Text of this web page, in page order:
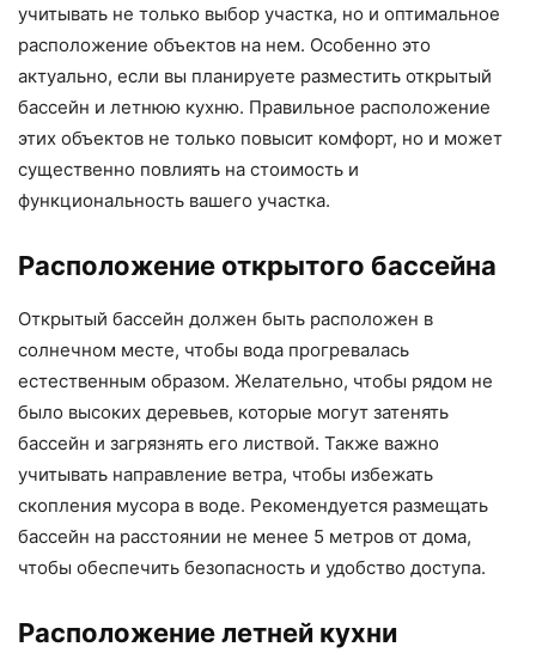
учитывать не только выбор участка, но и оптимальное
расположение объектов на нем. Особенно это
актуально, если вы планируете разместить открытый
бассейн и летнюю кухню. Правильное расположение
этих объектов не только повысит комфорт, но и может
существенно повлиять на стоимость и
функциональность вашего участка.
Расположение открытого бассейна
Открытый бассейн должен быть расположен в
солнечном месте, чтобы вода прогревалась
естественным образом. Желательно, чтобы рядом не
было высоких деревьев, которые могут затенять
бассейн и загрязнять его листвой. Также важно
учитывать направление ветра, чтобы избежать
скопления мусора в воде. Рекомендуется размещать
бассейн на расстоянии не менее 5 метров от дома,
чтобы обеспечить безопасность и удобство доступа.
Расположение летней кухни